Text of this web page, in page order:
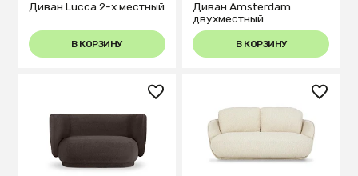
Диван Lucca 2-х местный
В КОРЗИНУ
Диван Amsterdam
двухместный
В КОРЗИНУ